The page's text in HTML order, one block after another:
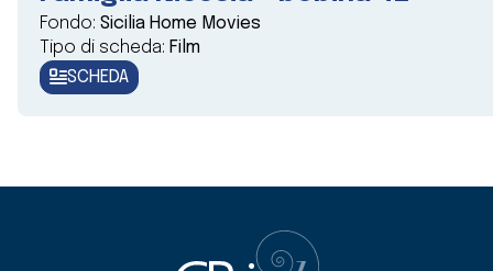
Fondo: Sicilia Home Movies
Tipo di scheda: Film
SCHEDA